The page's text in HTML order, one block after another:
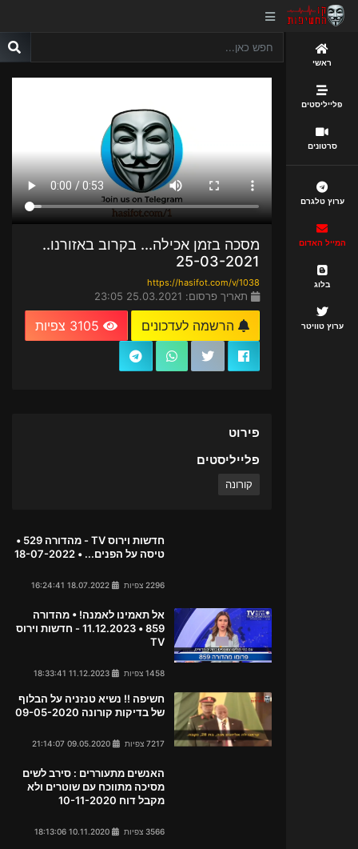
ראשי
פלייליסטים
סרטונים
ערוץ טלגרם
המייל האדום
בלוג
ערוץ טוויטר
מסכה בזמן אכילה... בקרוב באזורנו..
25-03-2021
https://hasifot.com/v/1038
תאריך פרסום: 25.03.2021 23:05
הרשמה לעדכונים
פירוט
פלייליסטים
קורונה
חדשות וירוס TV - מהדורה 529 •
טיסה על הפנים... • 18-07-2022
2296 צפיות
אל תאמינו לאמנה! • מהדורה
859 • 11.12.2023 - חדשות וירוס
TV
1458 צפיות
חשיפה !! נשיא טנזניה על הבלוף
של בדיקות קורונה 09-05-2020
7217 צפיות
האנשים מתעוררים : סירב לשים
מסיכה מתווכח עם שוטרים ולא
מקבל דוח 10-11-2020
3566 צפיות